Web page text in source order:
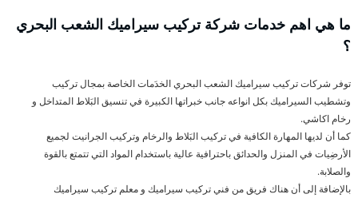
ما هي اهم خدمات شركة تركيب سيراميك الشعب البحري
؟
توفر شركات تركيب سيراميك الشعب البحري الخدَمات الخاصة بمجال تركيب
وتشطيب السيراميك بكل انواعه جانب خبراتها الكبيرة في تنسيق البَلاط المتداخل و
رخام اكاشي.
كما أن لديها المهارة الكافية في تركيب البَلاط والرخام وتركيب الجرانيت لجميع
الأرضِيات في المنزل والحدائق باحترافية عالية باستخدام المواد التي تتمتع بالقوة
والصلابة.
بالإضافة إلى أن هناك فريق من فني تركيب سيراميك و معلم تركيب سيراميك